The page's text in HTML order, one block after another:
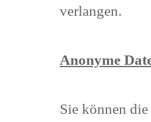
verlangen.
Anonyme
Sie können